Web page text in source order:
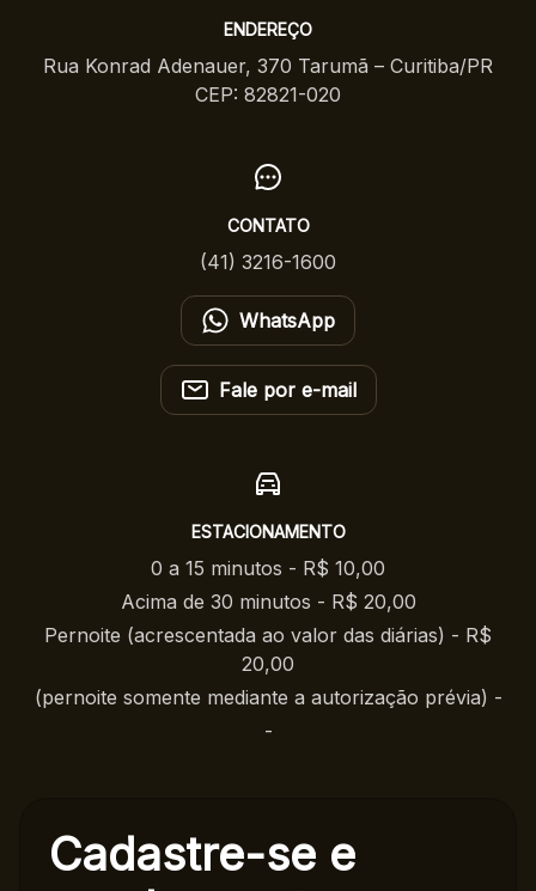
ENDEREÇO
Rua Konrad Adenauer, 370 Tarumã – Curitiba/PR
CEP: 82821-020
CONTATO
(41) 3216-1600
WhatsApp
Fale por e-mail
ESTACIONAMENTO
0 a 15 minutos - R$ 10,00
Acima de 30 minutos - R$ 20,00
Pernoite (acrescentada ao valor das diárias) - R$
20,00
(pernoite somente mediante a autorização prévia) -
-
Cadastre-se e